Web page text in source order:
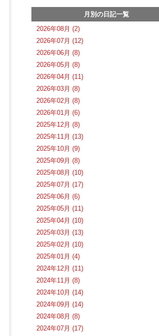
月別の日記一覧
2026年08月 (2)
2026年07月 (12)
2026年06月 (8)
2026年05月 (8)
2026年04月 (11)
2026年03月 (8)
2026年02月 (8)
2026年01月 (6)
2025年12月 (8)
2025年11月 (13)
2025年10月 (9)
2025年09月 (8)
2025年08月 (10)
2025年07月 (17)
2025年06月 (6)
2025年05月 (11)
2025年04月 (10)
2025年03月 (13)
2025年02月 (10)
2025年01月 (4)
2024年12月 (11)
2024年11月 (8)
2024年10月 (14)
2024年09月 (14)
2024年08月 (8)
2024年07月 (17)